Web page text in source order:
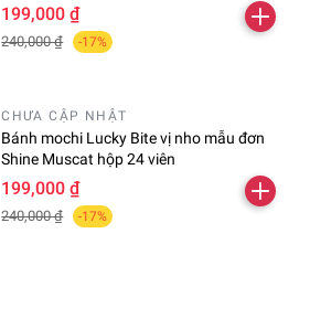
199,000 ₫
240,000 ₫ -17%
CHƯA CẬP NHẬT
Bánh mochi Lucky Bite vị nho mẫu đơn
Shine Muscat hộp 24 viên
199,000 ₫
240,000 ₫ -17%